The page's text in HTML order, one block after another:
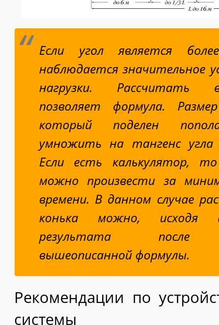
Если угол является
наблюдается значительное
нагрузки. Рассчитать
позволяет формула.
который поделен
умножить на тангенс угла
Если есть калькулятор,
можно произвести за
времени. В данном случае
конька можно, исходя
результата после
вышеописанной формулы.
Рекомендации по
системы